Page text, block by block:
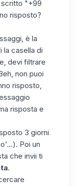
scritto "+99
risposto?
è la
la casella di
devi filtrare
non puoi
risposto,
risposta e
3 giorni
Poi un
che invii ti
.